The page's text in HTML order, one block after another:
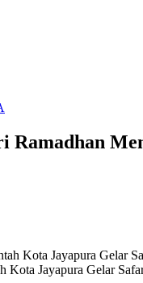
Ramadhan
Kota Jayapura Gelar